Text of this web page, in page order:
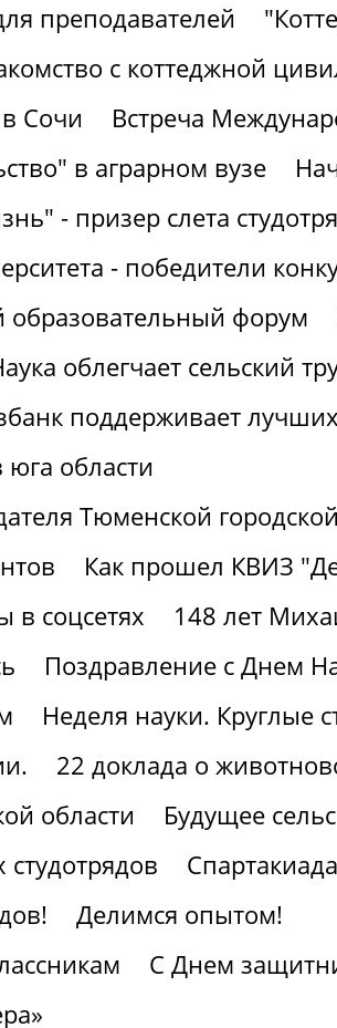
преподавателей
с коттеджной
Сочи
Встреча
в аграрном вузе
- призер слета
- победители
образовательный форум
облегчает сельский
поддерживает
области
Тюменской
Как прошел КВИЗ
в соцсетях
148 лет
Поздравление с Днем
Неделя науки. Круглые
22 доклада о
области
Будущее
Делимся опытом!
С Днем